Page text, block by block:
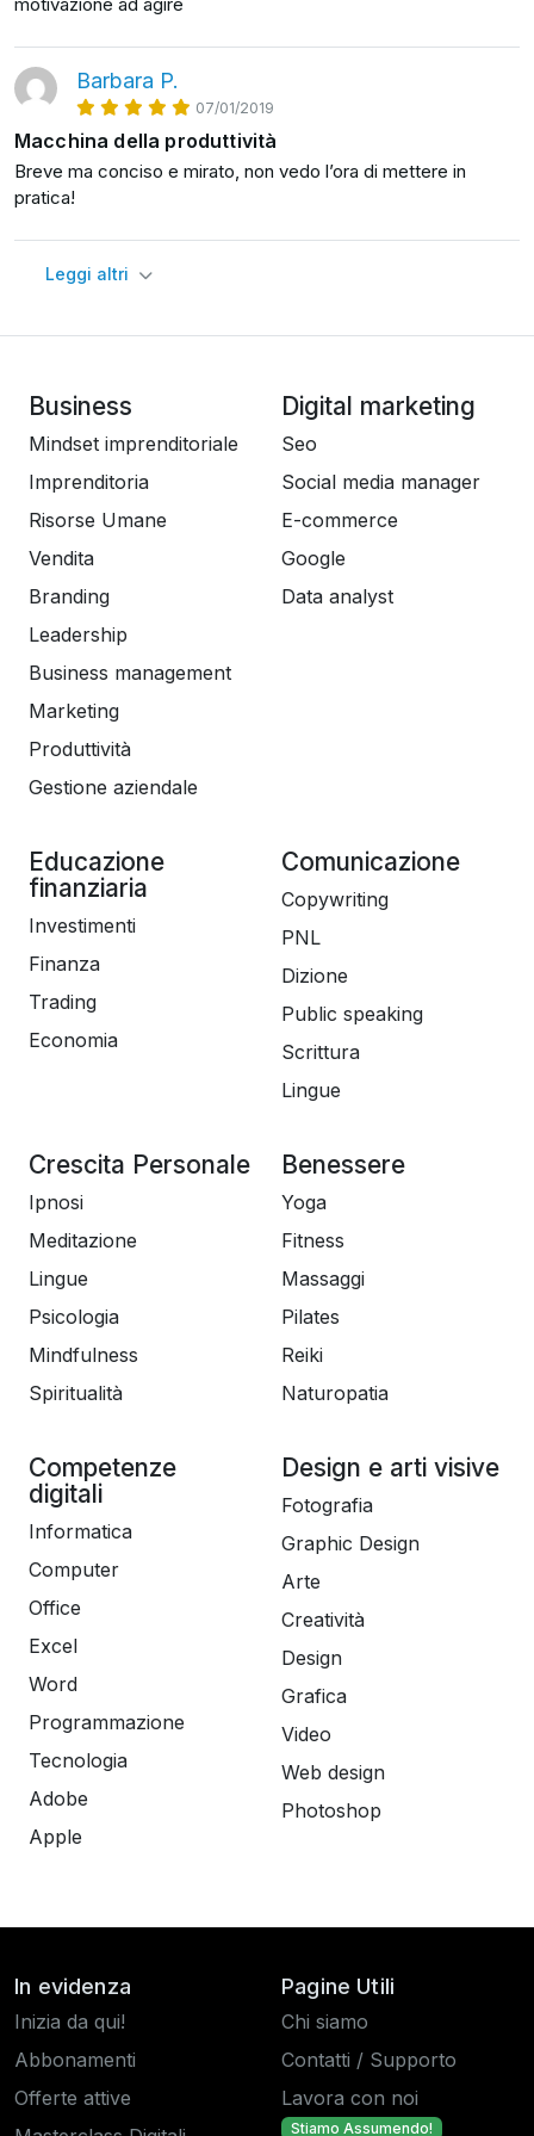
risultati in meno tempo.
Ma non solo, capirai anche:
- come lavorare in maniera intelligente, per evitare di
- strategie collaudate nella vita di tutti i giorni per gestire
In più, siccome teniamo molto alla tua formazione e
siamo sicuri che diventerai una macchina della
dalla speciale garanzia di CORSI.it: 100% soddisfatto o
rimborsato.
Dunque: se desideri capire le tecniche più potenti e
raccolte delle persone più produttive, allora questo è il
corso che fa per te.
Sei pronto? Iniziamo subito
Barbara P.
07/01/2019
Macchina della produttività
Breve ma conciso e mirato, non vedo l’ora di mettere in
pratica!
Leggi altri
Business
Mindset imprenditoriale
Imprenditoria
Risorse Umane
Vendita
Branding
Leadership
Business management
Marketing
Produttività
Gestione aziendale
Digital marketing
Seo
Social media manager
E-commerce
Google
Data analyst
Educazione
finanziaria
Investimenti
Finanza
Trading
Economia
Comunicazione
Copywriting
PNL
Dizione
Public speaking
Scrittura
Lingue
Crescita Personale
Ipnosi
Meditazione
Lingue
Psicologia
Mindfulness
Spiritualità
Benessere
Yoga
Fitness
Massaggi
Pilates
Reiki
Naturopatia
Competenze
digitali
Informatica
Computer
Office
Excel
Word
Programmazione
Tecnologia
Adobe
Apple
Design e arti visive
Fotografia
Graphic Design
Arte
Creatività
Design
Grafica
Video
Web design
Photoshop
In evidenza
Inizia da qui!
Abbonamenti
Offerte attive
Pagine Utili
Chi siamo
Contatti / Supporto
Lavora con noi
Stiamo Assumendo!